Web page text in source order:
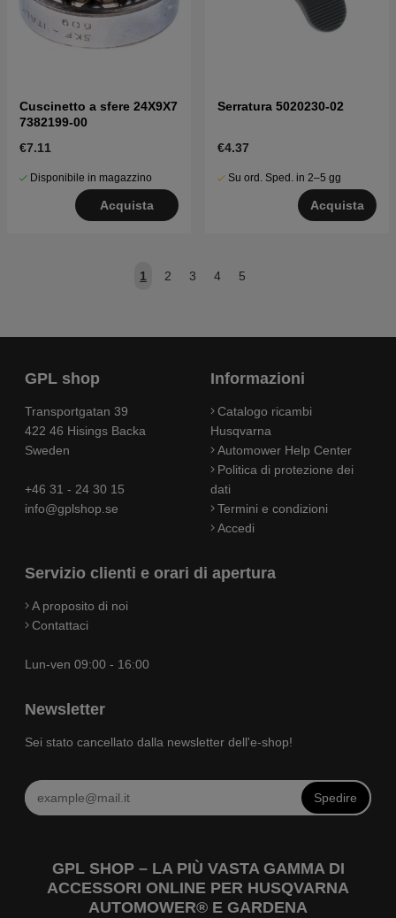
Cuscinetto a sfere 24X9X7
7382199-00
€7.11
Disponibile in magazzino
Acquista
Serratura 5020230-02
€4.37
Su ord. Sped. in 2–5 gg
Acquista
1 2 3 4 5
GPL shop
Transportgatan 39
422 46 Hisings Backa
Sweden
+46 31 - 24 30 15
info@gplshop.se
Informazioni
Catalogo ricambi
Husqvarna
Automower Help Center
Politica di protezione dei
dati
Termini e condizioni
Accedi
Servizio clienti e orari di apertura
A proposito di noi
Contattaci
Lun-ven 09:00 - 16:00
Newsletter
Sei stato cancellato dalla newsletter dell'e-shop!
Spedire
GPL SHOP – LA PIÙ VASTA GAMMA DI
ACCESSORI ONLINE PER HUSQVARNA
AUTOMOWER® E GARDENA